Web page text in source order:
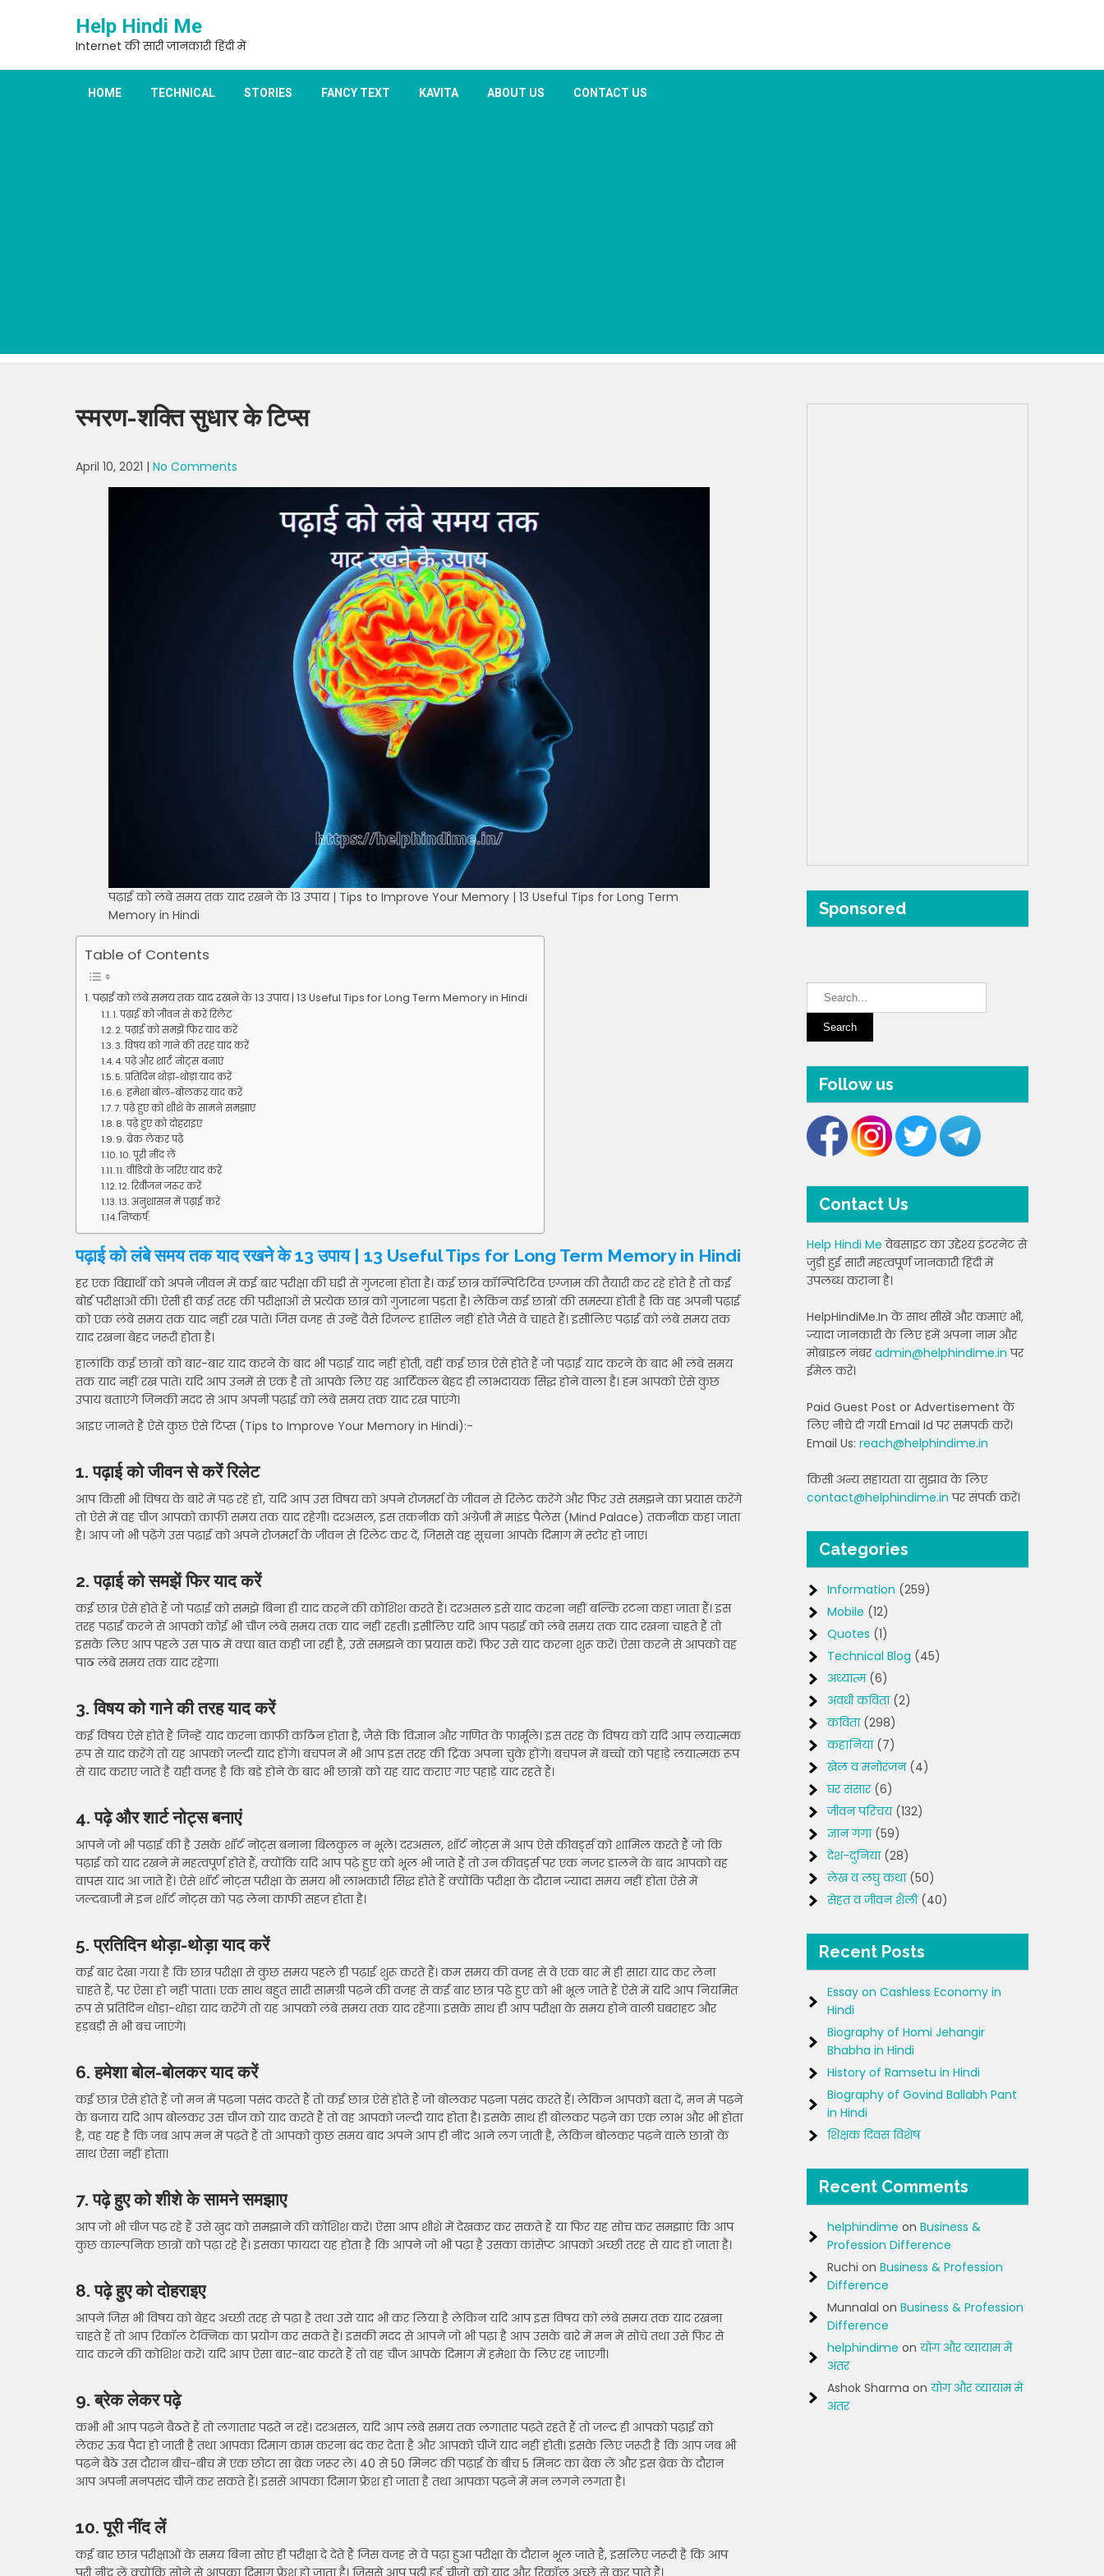
Help Hindi Me
Internet की सारी जानकारी हिंदी में
HOME TECHNICAL STORIES FANCY TEXT KAVITA ABOUT US CONTACT US
स्मरण-शक्ति सुधार के टिप्स
April 10, 2021 | No Comments
पढ़ाई को लंबे समय तक याद रखने के 13 उपाय | Tips to Improve Your Memory | 13 Useful Tips for Long Term
Memory in Hindi
Table of Contents
पढ़ाई को लंबे समय तक याद रखने के 13 उपाय | 13 Useful Tips for Long Term Memory in Hindi
1. पढ़ाई को जीवन से करें रिलेट
2. पढ़ाई को समझें फिर याद करें
3. विषय को गाने की तरह याद करें
4. पढ़े और शार्ट नोट्स बनाएं
5. प्रतिदिन थोड़ा-थोड़ा याद करें
6. हमेशा बोल-बोलकर याद करें
7. पढ़े हुए को शीशे के सामने समझाए
8. पढ़े हुए को दोहराइए
9. ब्रेक लेकर पढ़े
10. पूरी नींद लें
11. वीडियो के जरिए याद करें
12. रिवीजन जरूर करें
13. अनुशासन में पढ़ाई करें
निष्कर्ष:
पढ़ाई को लंबे समय तक याद रखने के 13 उपाय | 13 Useful Tips for Long Term Memory in Hindi
हर एक विद्यार्थी को अपने जीवन में कई बार परीक्षा की घड़ी से गुजरना होता है। कई छात्र कॉन्पिटिटिव एग्जाम की तैयारी कर रहे होते है तो कई
बोर्ड परीक्षाओं की। ऐसी ही कई तरह की परीक्षाओं से प्रत्येक छात्र को गुजारना पड़ता है। लेकिन कई छात्रों की समस्या होती है कि वह अपनी पढ़ाई
को एक लंबे समय तक याद नहीं रख पाते। जिस वजह से उन्हें वैसे रिजल्ट हासिल नहीं होते जैसे वे चाहते हैं। इसीलिए पढ़ाई को लंबे समय तक
याद रखना बेहद जरूरी होता है।
हालांकि कई छात्रों को बार-बार याद करने के बाद भी पढ़ाई याद नहीं होती, वहीं कई छात्र ऐसे होते हैं जो पढ़ाई याद करने के बाद भी लंबे समय
तक याद नहीं रख पाते। यदि आप उनमें से एक है तो आपके लिए यह आर्टिकल बेहद ही लाभदायक सिद्ध होने वाला है। हम आपको ऐसे कुछ
उपाय बताएंगे जिनकी मदद से आप अपनी पढ़ाई को लंबे समय तक याद रख पाएंगे।
आइए जानते हैं ऐसे कुछ ऐसे टिप्स (Tips to Improve Your Memory in Hindi):-
1. पढ़ाई को जीवन से करें रिलेट
आप किसी भी विषय के बारे में पढ़ रहे हों, यदि आप उस विषय को अपने रोजमर्रा के जीवन से रिलेट करेंगे और फिर उसे समझने का प्रयास करेंगे
तो ऐसे में वह चीज आपको काफी समय तक याद रहेगी। दरअसल, इस तकनीक को अंग्रेजी में माइंड पैलेस (Mind Palace) तकनीक कहा जाता
है। आप जो भी पढ़ेंगे उस पढ़ाई को अपने रोजमर्रा के जीवन से रिलेट कर दें, जिससे वह सूचना आपके दिमाग में स्टोर हो जाए।
2. पढ़ाई को समझें फिर याद करें
कई छात्र ऐसे होते हैं जो पढ़ाई को समझे बिना ही याद करने की कोशिश करते हैं। दरअसल इसे याद करना नहीं बल्कि रटना कहा जाता हैं। इस
तरह पढ़ाई करने से आपको कोई भी चीज लंबे समय तक याद नहीं रहती। इसीलिए यदि आप पढ़ाई को लंबे समय तक याद रखना चाहते हैं तो
इसके लिए आप पहले उस पाठ में क्या बात कही जा रही है, उसे समझने का प्रयास करें। फिर उसे याद करना शुरू करें। ऐसा करने से आपको वह
पाठ लंबे समय तक याद रहेगा।
3. विषय को गाने की तरह याद करें
कई विषय ऐसे होते हैं जिन्हें याद करना काफी कठिन होता है, जैसे कि विज्ञान और गणित के फार्मूले। इस तरह के विषय को यदि आप लयात्मक
रूप से याद करेंगे तो यह आपको जल्दी याद होंगे। बचपन में भी आप इस तरह की ट्रिक अपना चुके होंगे। बचपन में बच्चों को पहाड़े लयात्मक रूप
से याद कराए जाते है यही वजह है कि बड़े होने के बाद भी छात्रों को यह याद कराए गए पहाड़े याद रहते हैं।
4. पढ़े और शार्ट नोट्स बनाएं
आपने जो भी पढ़ाई की है उसके शॉर्ट नोट्स बनाना बिलकुल न भूले। दरअसल, शॉर्ट नोट्स में आप ऐसे कीवर्ड्स को शामिल करते हैं जो कि
पढ़ाई को याद रखने में महत्वपूर्ण होते हैं, क्योंकि यदि आप पढ़े हुए को भूल भी जाते हैं तो उन कीवर्ड्स पर एक नजर डालने के बाद आपको वह
वापस याद आ जाते हैं। ऐसे शॉर्ट नोट्स परीक्षा के समय भी लाभकारी सिद्ध होते हैं क्योंकि परीक्षा के दौरान ज्यादा समय नहीं होता ऐसे में
जल्दबाजी में इन शॉर्ट नोट्स को पढ़ लेना काफी सहज होता है।
5. प्रतिदिन थोड़ा-थोड़ा याद करें
कई बार देखा गया है कि छात्र परीक्षा से कुछ समय पहले ही पढ़ाई शुरू करते हैं। कम समय की वजह से वे एक बार में ही सारा याद कर लेना
चाहते हैं, पर ऐसा हो नहीं पाता। एक साथ बहुत सारी सामग्री पढ़ने की वजह से कई बार छात्र पढ़े हुए को भी भूल जाते हैं ऐसे में यदि आप नियमित
रूप से प्रतिदिन थोड़ा-थोड़ा याद करेंगे तो यह आपको लंबे समय तक याद रहेगा। इसके साथ ही आप परीक्षा के समय होने वाली घबराहट और
हड़बड़ी से भी बच जाएंगे।
6. हमेशा बोल-बोलकर याद करें
कई छात्र ऐसे होते हैं जो मन में पढ़ना पसंद करते हैं तो कई छात्र ऐसे होते हैं जो बोलकर पढ़ना पसंद करते हैं। लेकिन आपको बता दें, मन में पढ़ने
के बजाय यदि आप बोलकर उस चीज को याद करते हैं तो वह आपको जल्दी याद होता है। इसके साथ ही बोलकर पढ़ने का एक लाभ और भी होता
है, वह यह है कि जब आप मन में पढ़ते हैं तो आपको कुछ समय बाद अपने आप ही नींद आने लग जाती है, लेकिन बोलकर पढ़ने वाले छात्रों के
साथ ऐसा नहीं होता।
7. पढ़े हुए को शीशे के सामने समझाए
आप जो भी चीज पढ़ रहे हैं उसे खुद को समझाने की कोशिश करें। ऐसा आप शीशे में देखकर कर सकते हैं या फिर यह सोच कर समझाएं कि आप
कुछ काल्पनिक छात्रों को पढ़ा रहे हैं। इसका फायदा यह होता है कि आपने जो भी पढ़ा है उसका कांसेप्ट आपको अच्छी तरह से याद हो जाता है।
8. पढ़े हुए को दोहराइए
आपने जिस भी विषय को बेहद अच्छी तरह से पढ़ा है तथा उसे याद भी कर लिया है लेकिन यदि आप इस विषय को लंबे समय तक याद रखना
चाहते हैं तो आप रिकॉल टेक्निक का प्रयोग कर सकते हैं। इसकी मदद से आपने जो भी पढ़ा है आप उसके बारे में मन में सोचे तथा उसे फिर से
याद करने की कोशिश करें। यदि आप ऐसा बार-बार करते हैं तो वह चीज आपके दिमाग में हमेशा के लिए रह जाएगी।
9. ब्रेक लेकर पढ़े
कभी भी आप पढ़ने बैठते हैं तो लगातार पढ़ते न रहे। दरअसल, यदि आप लंबे समय तक लगातार पढ़ते रहते हैं तो जल्द ही आपको पढ़ाई को
लेकर ऊब पैदा हो जाती है तथा आपका दिमाग काम करना बंद कर देता है और आपको चीजें याद नहीं होती। इसके लिए जरूरी है कि आप जब भी
पढ़ने बैठे उस दौरान बीच-बीच में एक छोटा सा ब्रेक जरूर ले। 40 से 50 मिनट की पढ़ाई के बीच 5 मिनट का ब्रेक लें और इस ब्रेक के दौरान
आप अपनी मनपसंद चीज़ें कर सकते हैं। इससे आपका दिमाग फ्रेश हो जाता है तथा आपका पढ़ने में मन लगने लगता है।
10. पूरी नींद लें
कई बार छात्र परीक्षाओं के समय बिना सोए ही परीक्षा दे देते हैं जिस वजह से वे पढ़ा हुआ परीक्षा के दौरान भूल जाते हैं, इसलिए जरूरी है कि आप
पूरी नींद लें क्योंकि सोने से आपका दिमाग फ्रेश हो जाता है। जिससे आप पढ़ी हुई चीजों को याद और रिकॉल अच्छे से कर पाते हैं।
Sponsored
Follow us
Contact Us
Help Hindi Me वेबसाइट का उद्देश्य इंटरनेट से
जुड़ी हुई सारी महत्वपूर्ण जानकारी हिंदी में
उपलब्ध कराना है।
HelpHindiMe.In के साथ सीखें और कमाएं भी,
ज्यादा जानकारी के लिए हमें अपना नाम और
मोबाइल नंबरadmin@helphindime.in पर
ईमेल करें।
Paid Guest Post or Advertisement के
लिए नीचे दी गयी Email Id पर समपर्क करें।
Email Us: reach@helphindime.in
किसी अन्य सहायता या सुझाव के लिए
contact@helphindime.in पर संपर्क करें।
Categories
Information (259)
Mobile (12)
Quotes (1)
Technical Blog (45)
अध्यात्म(6)
अवधी कविता(2)
कविता(298)
कहानियां(7)
खेल व मनोरंजन(4)
घर संसार(6)
जीवन परिचय(132)
ज्ञान गंगा(59)
देश-दुनिया(28)
लेख व लघु कथा(50)
सेहत व जीवन शैली(40)
Recent Posts
Essay on Cashless Economy in
Hindi
Biography of Homi Jehangir
Bhabha in Hindi
History of Ramsetu in Hindi
Biography of Govind Ballabh Pant
in Hindi
शिक्षक दिवस विशेष
Recent Comments
helphindime on Business &
Profession Difference
Ruchi on Business & Profession
Difference
Munnalal on Business & Profession
Difference
helphindime on योग और व्यायाम में
अंतर
Ashok Sharma on योग और व्यायाम में
अंतर